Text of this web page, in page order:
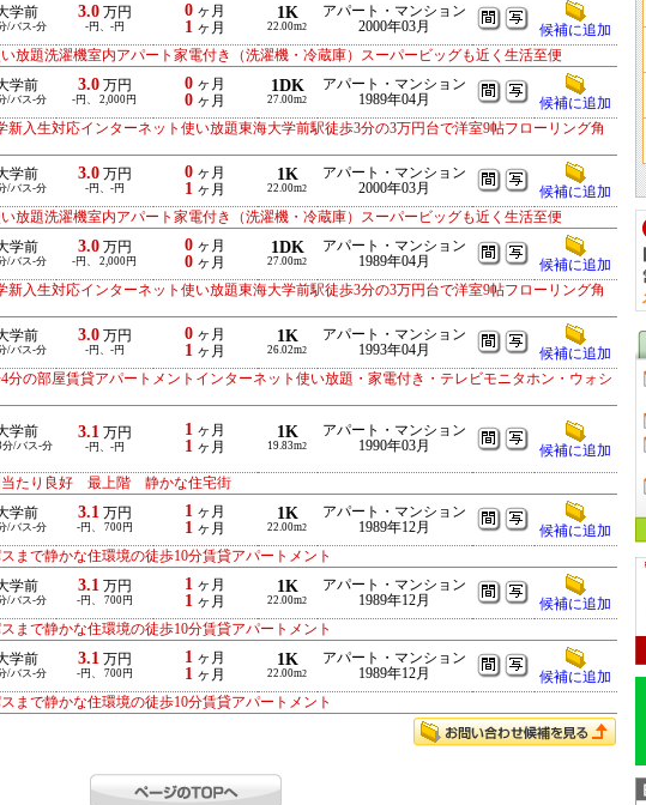
学前
/バス-分
3.0万円
-円、-円
0 ヶ月
1 ヶ月
1K
22.00m2
アパート・マンション
2000年03月
候補に追加
放題洗濯機室内アパート家電付き（洗濯機・冷蔵庫）スーパービッグも近く生活至便
学前
/バス-分
3.0万円
-円、 2,000円
0 ヶ月
0 ヶ月
1DK
27.00m2
アパート・マンション
1989年04月
候補に追加
入生対応インターネット使い放題東海大学前駅徒歩3分の3万円台で洋室9帖フローリング角
学前
/バス-分
3.0万円
-円、-円
0 ヶ月
1 ヶ月
1K
22.00m2
アパート・マンション
2000年03月
候補に追加
放題洗濯機室内アパート家電付き（洗濯機・冷蔵庫）スーパービッグも近く生活至便
学前
/バス-分
3.0万円
-円、 2,000円
0 ヶ月
0 ヶ月
1DK
27.00m2
アパート・マンション
1989年04月
候補に追加
入生対応インターネット使い放題東海大学前駅徒歩3分の3万円台で洋室9帖フローリング角
学前
/バス-分
3.0万円
-円、-円
0 ヶ月
1 ヶ月
1K
26.02m2
アパート・マンション
1993年04月
候補に追加
の部屋賃貸アパートメントインターネット使い放題・家電付き・テレビモニタホン・ウォシ
学前
分/バス-分
3.1 万円
-円、-円
1 ヶ月
1 ヶ月
1K
19.83m2
アパート・マンション
1990年03月
候補に追加
当たり良好 最上階 静かな住宅街
学前
/バス-分
3.1 万円
-円、 700円
1 ヶ月
1 ヶ月
1K
22.00m2
アパート・マンション
1989年12月
候補に追加
まで静かな住環境の徒歩10分賃貸アパートメント
学前
/バス-分
3.1 万円
-円、 700円
1 ヶ月
1 ヶ月
1K
22.00m2
アパート・マンション
1989年12月
候補に追加
まで静かな住環境の徒歩10分賃貸アパートメント
学前
/バス-分
3.1 万円
-円、 700円
1 ヶ月
1 ヶ月
1K
22.00m2
アパート・マンション
1989年12月
候補に追加
まで静かな住環境の徒歩10分賃貸アパートメント